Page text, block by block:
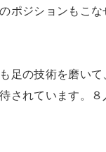
ポジションもこな
足の技術を磨いて
されています。